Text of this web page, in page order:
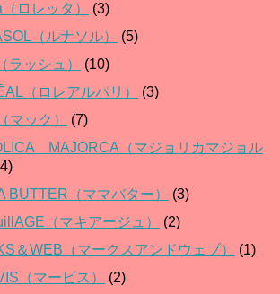
ロレッタ）
(3)
（ルナソル）
(5)
ラッシュ）
(10)
（ロレアルパリ）
(3)
マック）
(7)
MAJORCA（マジョリカマジョル
BUTTER（ママバター）
(3)
（マキアージュ）
(2)
＆WEB（マークスアンドウェブ）
(1)
（マービス）
(2)